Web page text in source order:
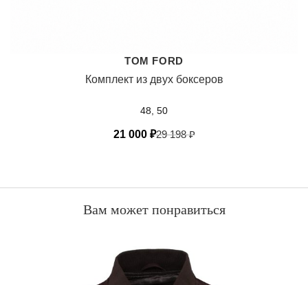
TOM FORD
Комплект из двух боксеров
48, 50
21 000 ₽29 198₽
Вам может понравиться